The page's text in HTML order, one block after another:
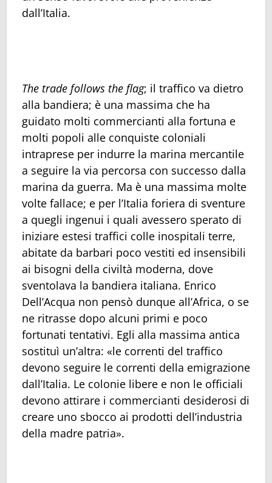
dall’Italia.
The trade follows the flag; il traffico va dietro
alla bandiera; è una massima che ha
guidato molti commercianti alla fortuna e
molti popoli alle conquiste coloniali
intraprese per indurre la marina mercantile
a seguire la via percorsa con successo dalla
marina da guerra. Ma è una massima molte
volte fallace; e per l’Italia foriera di sventure
a quegli ingenui i quali avessero sperato di
iniziare estesi traffici colle inospitali terre,
abitate da barbari poco vestiti ed insensibili
ai bisogni della civiltà moderna, dove
sventolava la bandiera italiana. Enrico
Dell’Acqua non pensò dunque all’Africa, o se
ne ritrasse dopo alcuni primi e poco
fortunati tentativi. Egli alla massima antica
sostituì un’altra: «le correnti del traffico
devono seguire le correnti della emigrazione
dall’Italia. Le colonie libere e non le officiali
devono attirare i commercianti desiderosi di
creare uno sbocco ai prodotti dell’industria
della madre patria».